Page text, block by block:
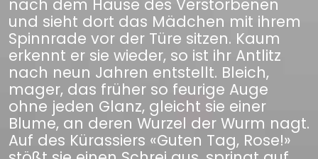
nach dem Hause des Verstorbenen
und sieht dort das Mädchen mit ihrem
Spinnrade vor der Türe sitzen. Kaum
erkennt er sie wieder, so ist ihr Antlitz
nach neun Jahren entstellt. Bleich,
mager, das früher so feurige Auge
ohne jeden Glanz, gleicht sie einer
Blume, an deren Wurzel der Wurm nagt.
Auf des Kürassiers «Guten Tag, Rose!»